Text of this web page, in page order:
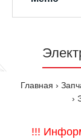
Главная
!!!